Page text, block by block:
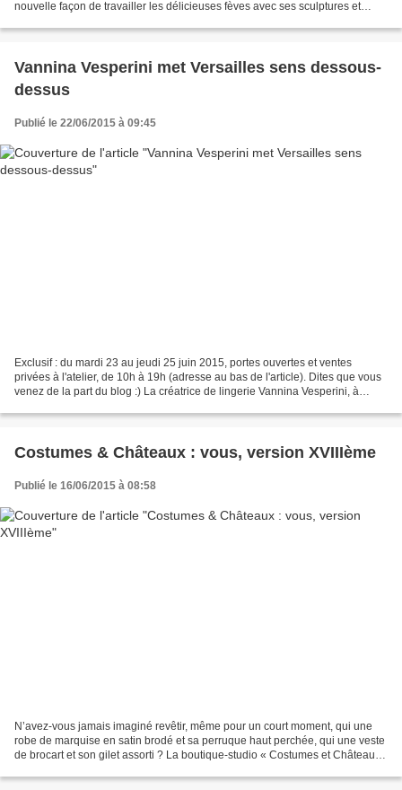
nouvelle façon de travailler les délicieuses fèves avec ses sculptures et
Vannina Vesperini met Versailles sens dessous-
dessus
Publié le 22/06/2015 à 09:45
Exclusif : du mardi 23 au jeudi 25 juin 2015, portes ouvertes et ventes
privées à l'atelier, de 10h à 19h (adresse au bas de l'article). Dites que vous
venez de la part du blog :) La créatrice de lingerie Vannina Vesperini, à
Costumes & Châteaux : vous, version XVIIIème
Publié le 16/06/2015 à 08:58
N’avez-vous jamais imaginé revêtir, même pour un court moment, qui une
robe de marquise en satin brodé et sa perruque haut perchée, qui une veste
de brocart et son gilet assorti ? La boutique-studio « Costumes et Château »